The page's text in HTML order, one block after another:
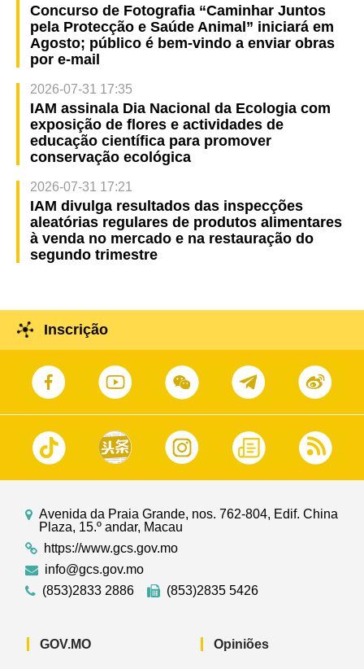
Concurso de Fotografia “Caminhar Juntos
pela Protecção e Saúde Animal” iniciará em
Agosto; público é bem-vindo a enviar obras
por e-mail
2026-07-31 17:35
IAM assinala Dia Nacional da Ecologia com
exposição de flores e actividades de
educação científica para promover
conservação ecológica
2026-07-31 17:21
IAM divulga resultados das inspecções
aleatórias regulares de produtos alimentares
à venda no mercado e na restauração do
segundo trimestre
Inscrição
Avenida da Praia Grande, nos. 762-804, Edif. China
Plaza, 15.º andar, Macau
https://www.gcs.gov.mo
info@gcs.gov.mo
(853)2833 2886
(853)2835 5426
GOV.MO Opiniões